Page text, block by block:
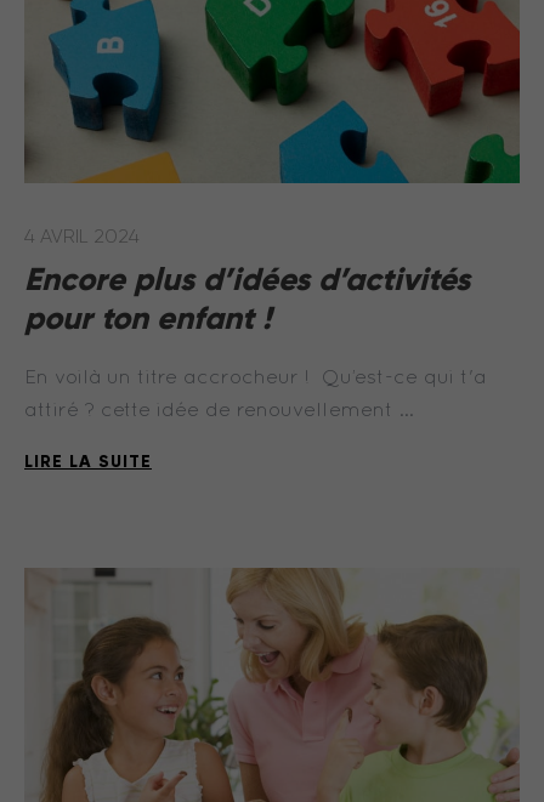
4 AVRIL 2024
Encore plus d’idées d’activités
pour ton enfant !
En voilà un titre accrocheur ! Qu’est-ce qui t'a
attiré ? cette idée de renouvellement …
LIRE LA SUITE